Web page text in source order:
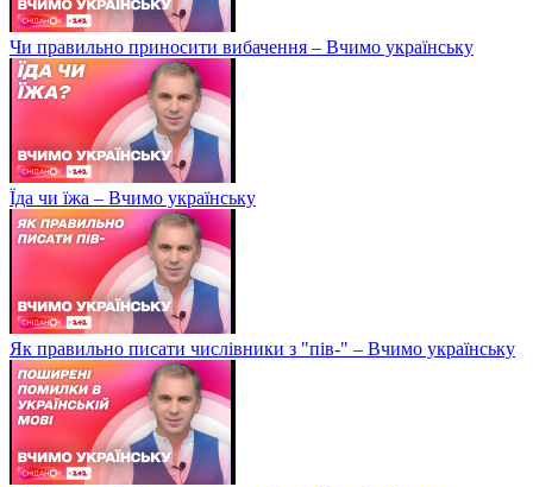
Чи правильно приносити вибачення – Вчимо українську
Їда чи їжа – Вчимо українську
Як правильно писати числівники з "пів-" – Вчимо українську